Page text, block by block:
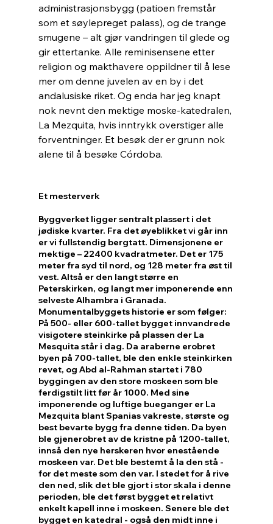
administrasjonsbygg (patioen fremstår
som et søylepreget palass), og de trange
smugene – alt gjør vandringen til glede og
gir ettertanke. Alle reminisensene etter
religion og makthavere oppildner til å lese
mer om denne juvelen av en by i det
andalusiske riket. Og enda har jeg knapt
nok nevnt den mektige moske-katedralen,
La Mezquita, hvis inntrykk overstiger alle
forventninger. Et besøk der er grunn nok
alene til å besøke Córdoba.
Et mesterverk
Byggverket ligger sentralt plassert i det
jødiske kvarter. Fra det øyeblikket vi går inn
er vi fullstendig bergtatt. Dimensjonene er
mektige – 22400 kvadratmeter. Det er 175
meter fra syd til nord, og 128 meter fra øst til
vest. Altså er den langt større en
Peterskirken, og langt mer imponerende enn
selveste Alhambra i Granada.
Monumentalbyggets historie er som følger:
På 500- eller 600-tallet bygget innvandrede
visigotere steinkirke på plassen der La
Mesquita står i dag. Da araberne erobret
byen på 700-tallet, ble den enkle steinkirken
revet, og Abd al-Rahman startet i 780
byggingen av den store moskeen som ble
ferdigstilt litt før år 1000. Med sine
imponerende og luftige bueganger er La
Mezquita blant Spanias vakreste, største og
best bevarte bygg fra denne tiden. Da byen
ble gjenerobret av de kristne på 1200-tallet,
innså den nye herskeren hvor enestående
moskeen var. Det ble bestemt å la den stå -
for det meste som den var. I stedet for å rive
den ned, slik det ble gjort i stor skala i denne
perioden, ble det først bygget et relativt
enkelt kapell inne i moskeen. Senere ble det
bygget en katedral - også den midt inne i